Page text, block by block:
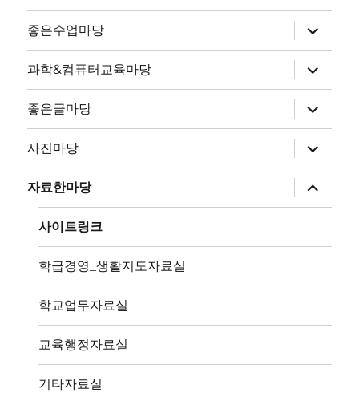
좋은수업마당
위
메
뉴
확
장
과학&컴퓨터교육마당
위
메
뉴
확
장
좋은글마당
위
메
뉴
확
장
사진마당
위
메
뉴
확
장
자료한마당
위
메
장
사이트링크
학급경영_생활지도자료실
학교업무자료실
교육행정자료실
기타자료실